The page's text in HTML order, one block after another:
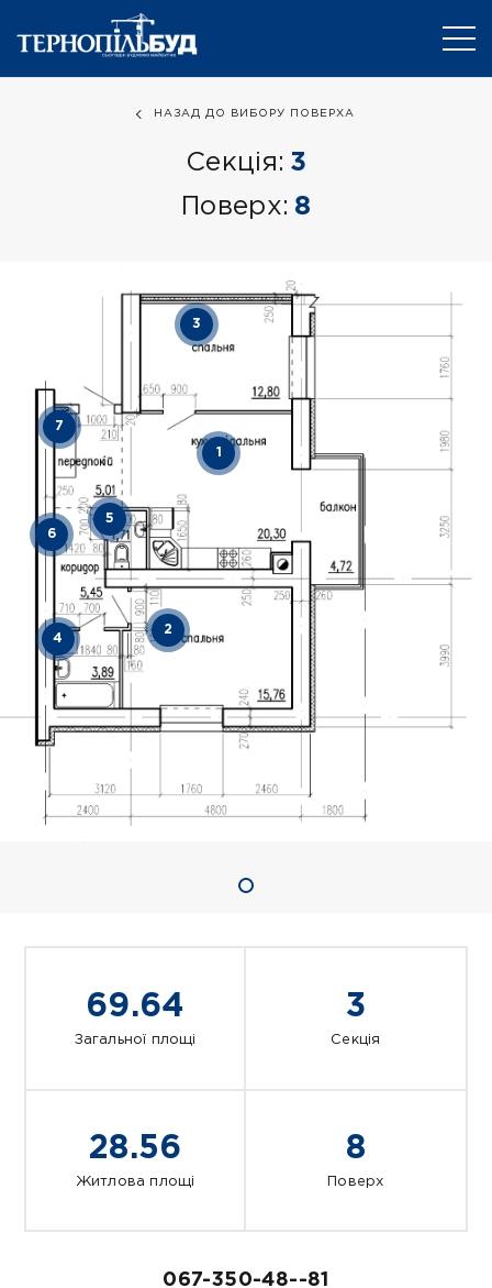
НАЗАД ДО ВИБОРУ ПОВЕРХА
Секція: 3
Поверх: 8
1
2
3
4
5
6
7
69.64
Загальної площі
3
Секція
28.56
Житлова площі
8
Поверх
067-350-48--81